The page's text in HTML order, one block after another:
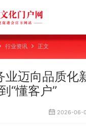
行业资讯 正文
业迈向品质化
“懂客户”
2026-06-